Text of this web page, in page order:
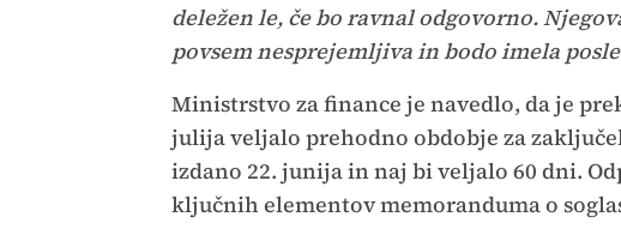
deležen le, če bo ravnal odgovorno.
povsem nesprejemljiva in bodo imela
Ministrstvo za finance je navedlo, da je
julija veljalo prehodno obdobje za
izdano 22. junija in naj bi veljalo 60 dni.
ključnih elementov memoranduma o